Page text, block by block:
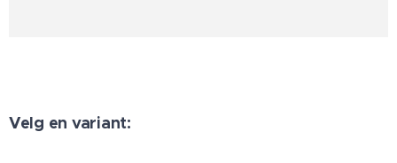
Velg en variant: